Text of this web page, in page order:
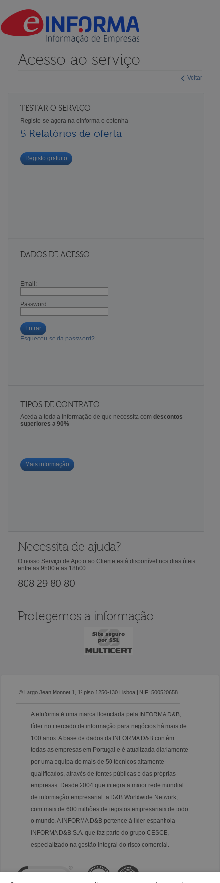
Voltar
Acesso ao serviço
TESTAR O SERVIÇO
Registe-se agora na eInforma e obtenha
5 Relatórios de oferta
Registo gratuito
DADOS DE ACESSO
Email:
Password:
Entrar
Esqueceu-se da password?
TIPOS DE CONTRATO
Aceda a toda a informação de que necessita com descontos
superiores a 90%
Mais informação
Necessita de ajuda?
O nosso Serviço de Apoio ao Cliente está disponível nos dias úteis
entre as 9h00 e as 18h00
808 29 80 80
Protegemos a informação
© Largo Jean Monnet 1, 1º piso 1250-130 Lisboa | NIF: 500520658
A eInforma é uma marca licenciada pela INFORMA D&B,
líder no mercado de informação para negócios há mais de
100 anos. A base de dados da INFORMA D&B contém
todas as empresas em Portugal e é atualizada diariamente
por uma equipa de mais de 50 técnicos altamente
qualificados, através de fontes públicas e das próprias
empresas. Desde 2004 que integra a maior rede mundial
de informação empresarial: a D&B Worldwide Network,
com mais de 600 milhões de registos empresariais de todo
o mundo. A INFORMA D&B pertence à líder espanhola
INFORMA D&B S.A. que faz parte do grupo CESCE,
especializado na gestão integral do risco comercial.